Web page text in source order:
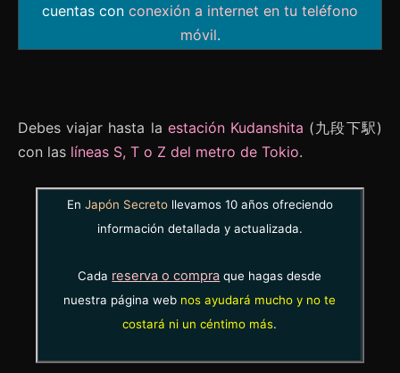
cuentas con conexión a internet en tu teléfono
móvil.
Debes viajar hasta la estación Kudanshita (九段下駅)
con las líneas S, T o Z del metro de Tokio.
En Japón Secretollevamos 10 años ofreciendo
información detallada y actualizada.
Cada reserva o compra que hagas desde
nuestra página web nos ayudará mucho y no te
costará ni un céntimo más.